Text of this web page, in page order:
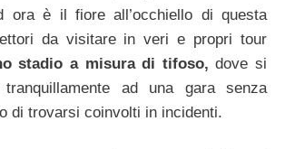
ora è il fiore all’occhiello di questa
da visitare in veri e propri tour
stadio a misura di tifoso,dove si
ad una gara senza
di trovarsi coinvolti in incidenti.